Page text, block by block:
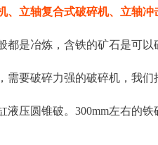
立轴复合式破碎机、立轴冲
是冶炼，含铁的矿石是可以
要破碎力强的破碎机，我们
压圆锥破。300mm左右的